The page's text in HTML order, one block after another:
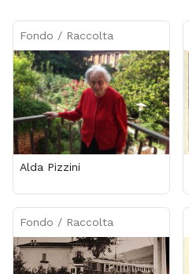
Fondo / Raccolta
Alda Pizzini
Fondo / Raccolta